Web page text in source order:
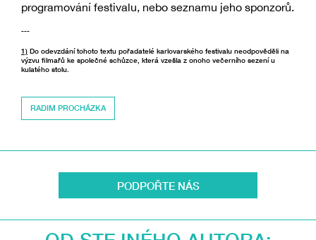
programování festivalu, nebo seznamu jeho sponzorů.
---
1) Do odevzdání tohoto textu pořadatelé karlovarského festivalu neodpověděli na
výzvu filmařů ke společné schůzce, která vzešla z onoho večerního sezení u
kulatého stolu.
RADIM PROCHÁZKA
PODPOŘTE NÁS